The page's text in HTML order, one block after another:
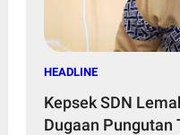
HEADLINE
Kepsek SDN
Dugaan Pungutan